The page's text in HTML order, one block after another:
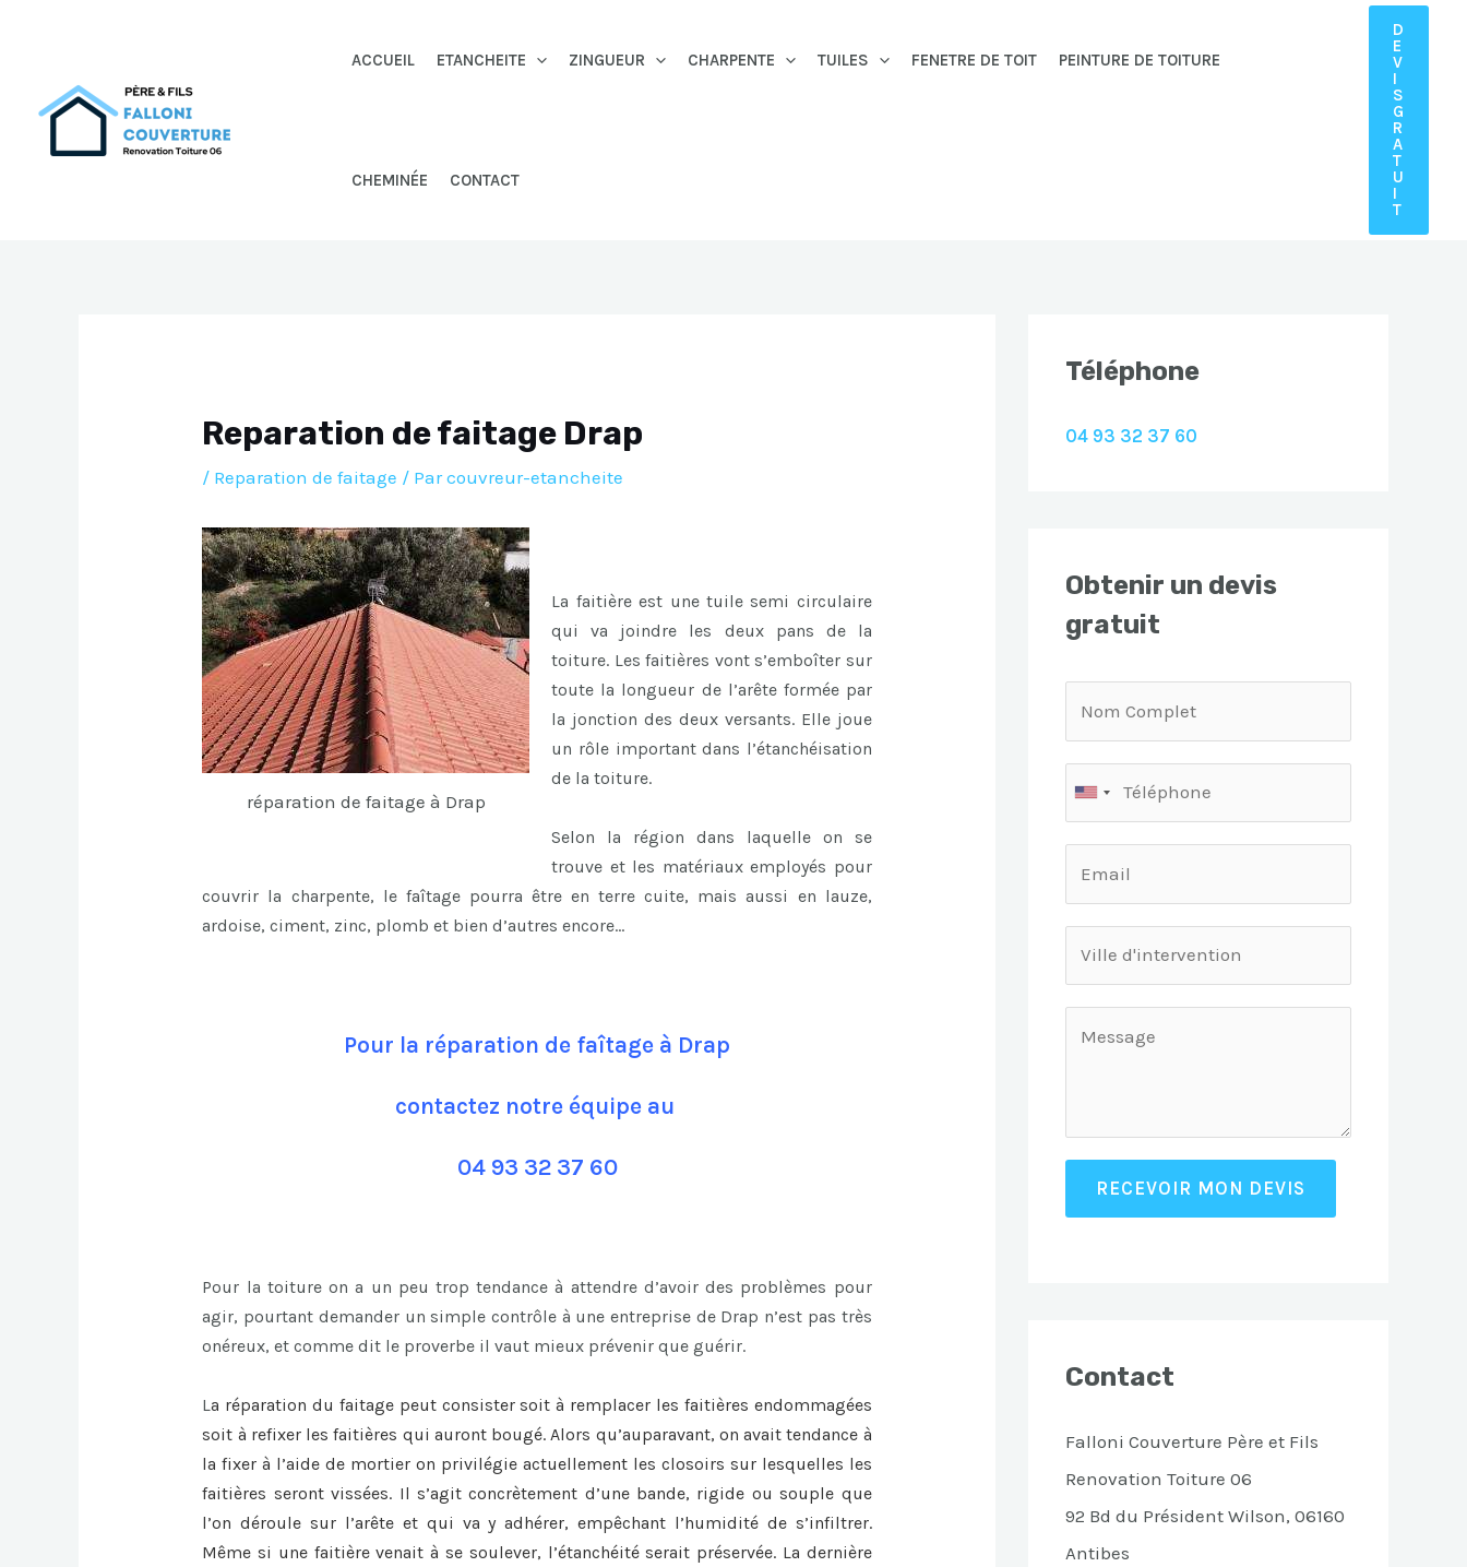
ACCUEIL ETANCHEITE ZINGUEUR CHARPENTE TUILES FENETRE DE TOIT PEINTURE DE TOITURE
CHEMINÉE CONTACT
D
E
V
I
S
G
R
A
T
U
I
T
Reparation de faitage Drap
/ Reparation de faitage / Parcouvreur-etancheite
réparation de faitage à Drap
La faitière est une tuile semi circulaire
qui va joindre les deux pans de la
toiture. Les faitières vont s’emboîter sur
toute la longueur de l’arête formée par
la jonction des deux versants. Elle joue
un rôle important dans l’étanchéisation
de la toiture.
Selon la région dans laquelle on se
trouve et les matériaux employés pour
couvrir la charpente, le faîtage pourra être en terre cuite, mais aussi en lauze,
ardoise, ciment, zinc, plomb et bien d’autres encore…
Pour la réparation de faîtage à Drap
contactez notre équipe au
04 93 32 37 60
Pour la toiture on a un peu trop tendance à attendre d’avoir des problèmes pour
agir, pourtant demander un simple contrôle à une entreprise de Drap n’est pas très
onéreux, et comme dit le proverbe il vaut mieux prévenir que guérir.
La réparation du faitage peut consister soit à remplacer les faitières endommagées
soit à refixer les faitières qui auront bougé. Alors qu’auparavant, on avait tendance à
la fixer à l’aide de mortier on privilégie actuellement les closoirs sur lesquelles les
faitières seront vissées. Il s’agit concrètement d’une bande, rigide ou souple que
l’on déroule sur l’arête et qui va y adhérer, empêchant l’humidité de s’infiltrer.
Même si une faitière venait à se soulever, l’étanchéité serait préservée. La dernière
Téléphone
04 93 32 37 60
Obtenir un devis
gratuit
RECEVOIR MON DEVIS
Contact
Falloni Couverture Père et Fils
Renovation Toiture 06
92 Bd du Président Wilson, 06160
Antibes